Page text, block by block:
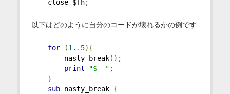
close $fh;
以下はどのように自分のコードが壊れるかの例です:
for (1. . 5){
nasty_break();
print
"$_ " ;
}
sub nasty_break {